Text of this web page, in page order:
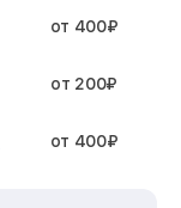
от 400₽
от 200₽
от 400₽